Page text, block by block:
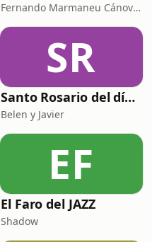
Fernando Marmaneu Cánovas
SR
Santo Rosario del día. 🙏 Reza con nosotros en castellano 🇪🇸
Belen y Javier
EF
El Faro del JAZZ
Shadow